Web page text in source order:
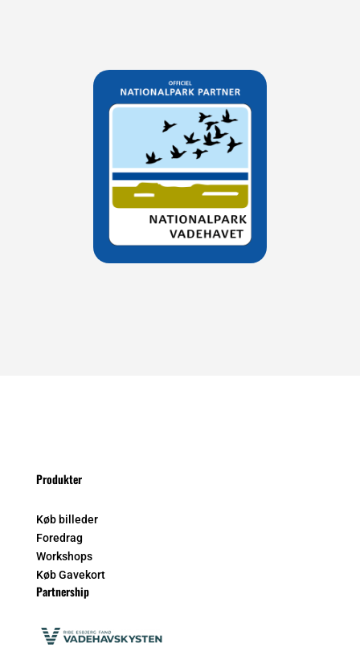
Produkter
Køb billeder
Foredrag
Workshops
Køb Gavekort
Partnership